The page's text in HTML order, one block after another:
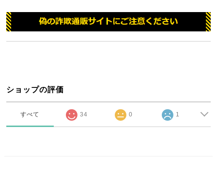
ショップの評価
すべて 34 0 1